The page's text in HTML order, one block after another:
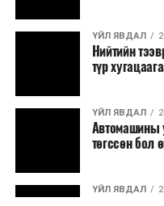
ҮЙЛ ЯВДАЛ
Нийтийн
түр
ҮЙЛ ЯВДАЛ
Автомашины
төгссөн бол
ҮЙЛ ЯВДАЛ